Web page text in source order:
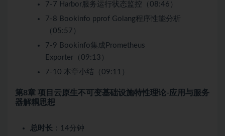
7-7 Harbor服务运行状态监控（08:46）
7-8 Bookinfo pprof Golang程序性能分析
（05:57）
7-9 Bookinfo集成Prometheus
Exporter（09:13）
7-10 本章小结（09:11）
第8章 项目云原生不可变基础设施特性理论-应用与服务
器解耦思想
总时长 ：14分钟